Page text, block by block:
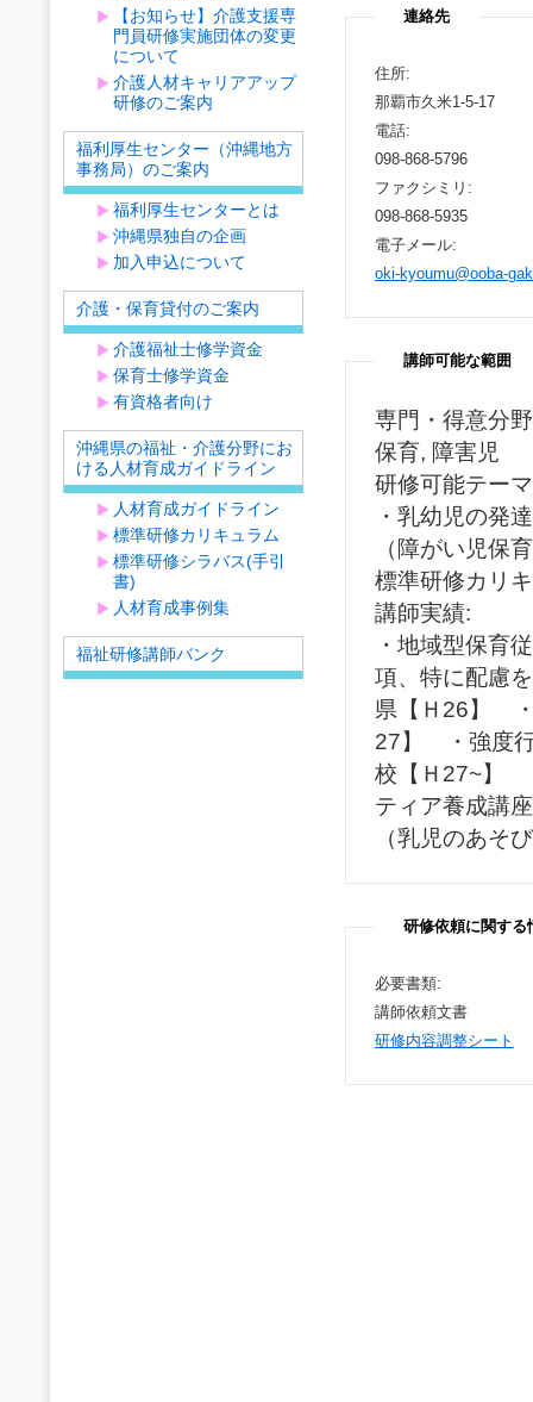
連絡先
住所:
那覇市久米1-5-17
電話:
098-868-5796
ファクシミリ:
098-868-5935
電子メール:
oki-kyoumu@ooba-
講師可能な範囲
専門・得意分
保育, 障害児
研修可能テー
・乳幼児の
（障がい児保
標準研修カリ
講師実績:
・地域型保育
項、特に配慮
県【Ｈ26】 ・
27】 ・強度行
校【Ｈ27~】
ティア養成講
（乳児のあそ
研修依頼に関する
必要書類:
講師依頼文書
研修内容調整シート
【お知らせ】介護支援専
門員研修実施団体の変更
について
介護人材キャリアアップ
研修のご案内
福利厚生センター（沖縄地方
事務局）のご案内
福利厚生センターとは
沖縄県独自の企画
加入申込について
介護・保育貸付のご案内
介護福祉士修学資金
保育士修学資金
有資格者向け
沖縄県の福祉・介護分野にお
ける人材育成ガイドライン
人材育成ガイドライン
標準研修カリキュラム
標準研修シラバス(手引
書)
人材育成事例集
福祉研修講師バンク